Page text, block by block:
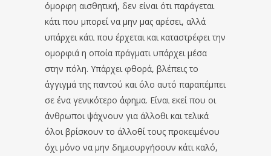
όμορφη αισθητική, δεν είναι ότι παράγεται
κάτι που μπορεί να μην μας αρέσει, αλλά
υπάρχει κάτι που έρχεται και καταστρέφει την
ομορφιά η οποία πράγματι υπάρχει μέσα
στην πόλη. Yπάρχει φθορά, βλέπεις το
άγγιγμά της παντού και όλο αυτό παραπέμπει
σε ένα γενικότερο άφημα. Είναι εκεί που οι
άνθρωποι ψάχνουν για άλλοθι και τελικά
όλοι βρίσκουν το άλλοθί τους προκειμένου
όχι μόνο να μην δημιουργήσουν κάτι καλό,